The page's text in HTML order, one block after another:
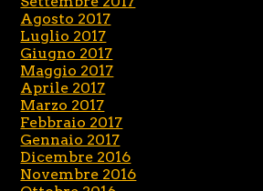
Agosto 2017
Luglio 2017
Giugno 2017
Maggio 2017
Aprile 2017
Marzo 2017
Febbraio 2017
Gennaio 2017
Dicembre 2016
Novembre 2016